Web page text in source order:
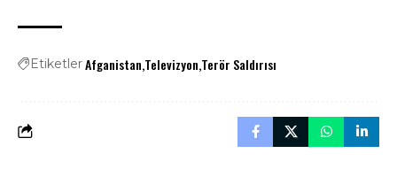
EtiketlerAfganistan Televizyon Terör Saldırısı